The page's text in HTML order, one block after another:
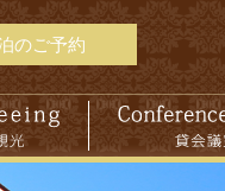
のご予約